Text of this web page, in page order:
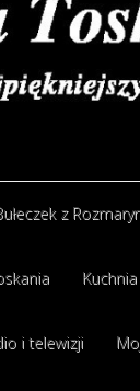
z
i telewizji